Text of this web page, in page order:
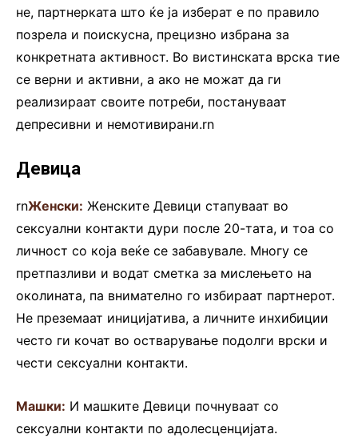
не, партнерката што ќе ја изберат е по правило
позрела и поискусна, прецизно избрана за
конкретната активност. Во вистинската врска тие
се верни и активни, а ако не можат да ги
реализираат своите потреби, постануваат
депресивни и немотивирани.rn
Девица
rnЖенски: Женските Девици стапуваат во
сексуални контакти дури после 20-тата, и тоа со
личност со која веќе се забавувале. Многу се
претпазливи и водат сметка за мислењето на
околината, па внимателно го избираат партнерот.
Не преземаат иницијатива, а личните инхибиции
често ги кочат во остварување подолги врски и
чести сексуални контакти.
Машки: И машките Девици почнуваат со
сексуални контакти по адолесценцијата.